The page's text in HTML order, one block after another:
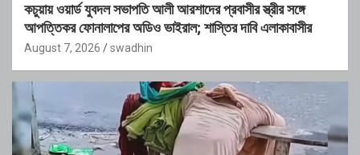
কচুয়ায় ওয়ার্ড যুবদল সভাপতি আলী আরশাদের প্রবাসীর স্ত্রীর সঙ্গে
আপত্তিকর ফোনালাপের অডিও ভাইরাল; শাস্তির দাবি এলাকাবাসীর
August 7, 2026 swadhin